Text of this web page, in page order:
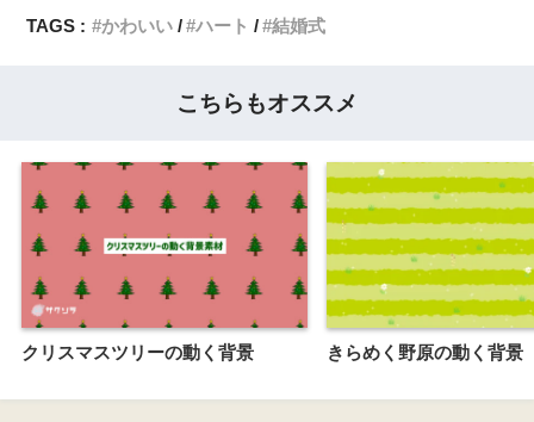
TAGS :
かわいい ハート 結婚式
こちらもオススメ
クリスマスツリーの動く背景 きらめく野原の動く背景